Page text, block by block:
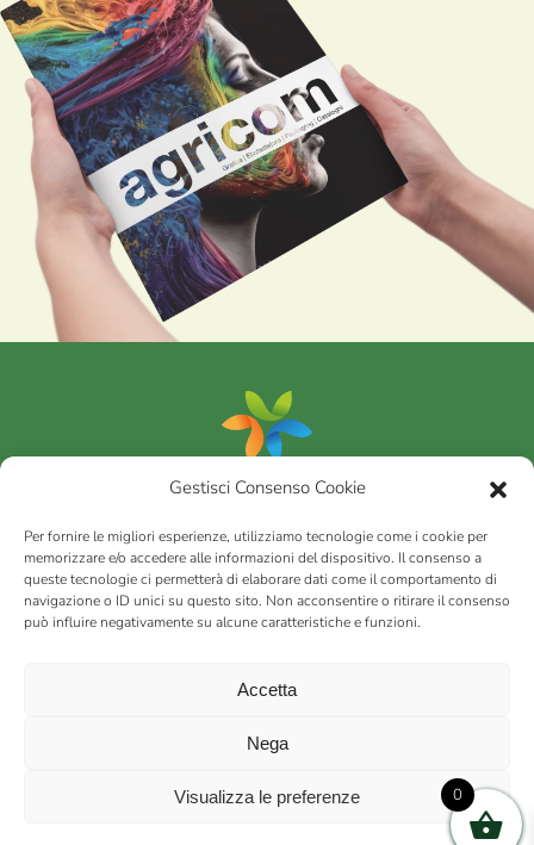
Gestisci Consenso Cookie
Per fornire le migliori esperienze, utilizziamo tecnologie come i cookie per
memorizzare e/o accedere alle informazioni del dispositivo. Il consenso a
queste tecnologie ci permetterà di elaborare dati come il comportamento di
navigazione o ID unici su questo sito. Non acconsentire o ritirare il consenso
può influire negativamente su alcune caratteristiche e funzioni.
Accetta
Nega
Visualizza le preferenze
Portfolio
AGRICOMs.r.l.
via Montalbano 65 51100 Case Nuove di Masiano (PT) | codice
Int. versato | Repertorio Economico Amministrativo C.C.I.A.A. di
Privacy policy
0